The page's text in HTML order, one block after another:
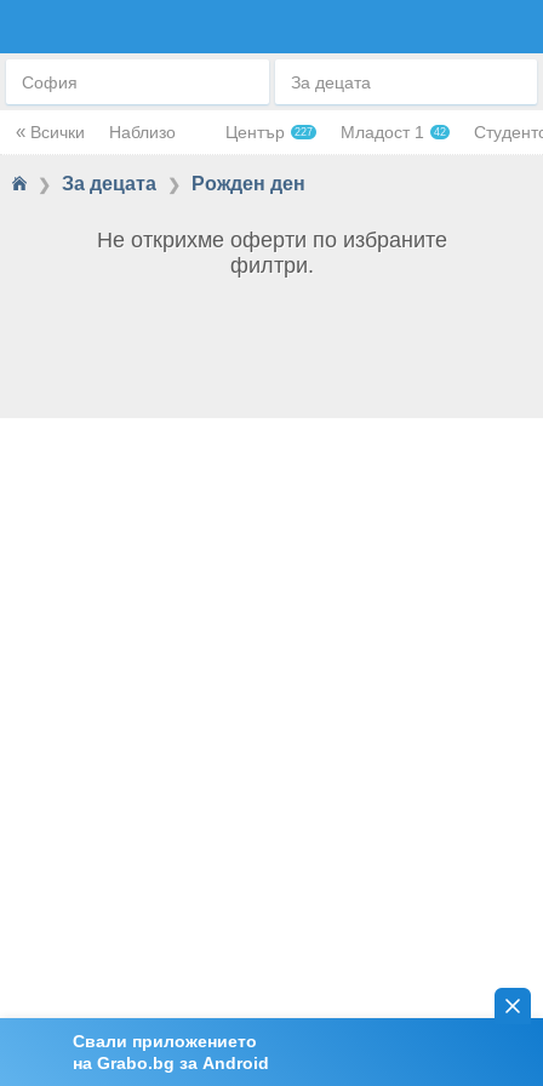
София За децата
« Всички Наблизо Център 227 Младост 1 42
❯ За децата ❯ Рожден ден
Свали приложението
на Grabo.bg за Android
Не открихме оферти по избраните
филтри.